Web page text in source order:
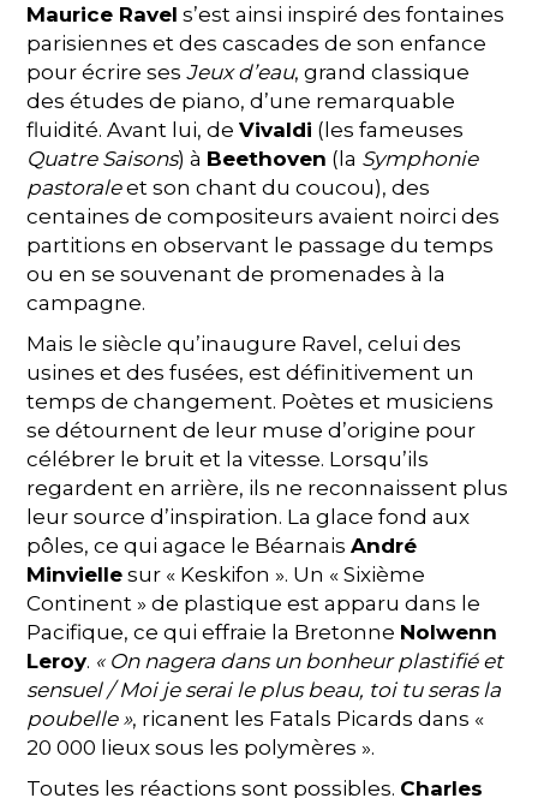
Maurice Ravel s’est ainsi inspiré des fontaines
parisiennes et des cascades de son enfance
pour écrire sesJeux d’eau, grand classique
des études de piano, d’une remarquable
fluidité. Avant lui, deVivaldi (les fameuses
Quatre Saisons) à Beethoven (la Symphonie
pastoraleet son chant du coucou), des
centaines de compositeurs avaient noirci des
partitions en observant le passage du temps
ou en se souvenant de promenades à la
campagne.
Mais le siècle qu’inaugure Ravel, celui des
usines et des fusées, est définitivement un
temps de changement. Poètes et musiciens
se détournent de leur muse d’origine pour
célébrer le bruit et la vitesse. Lorsqu’ils
regardent en arrière, ils ne reconnaissent plus
leur source d’inspiration. La glace fond aux
pôles, ce qui agace le BéarnaisAndré
Minvielle sur « Keskifon ». Un « Sixième
Continent » de plastique est apparu dans le
Pacifique, ce qui effraie la Bretonne Nolwenn
Leroy. « On nagera dans un bonheur plastifié et
sensuel / Moi je serai le plus beau, toi tu seras la
poubelle », ricanent les Fatals Picards dans «
20 000 lieux sous les polymères ».
Toutes les réactions sont possibles. Charles